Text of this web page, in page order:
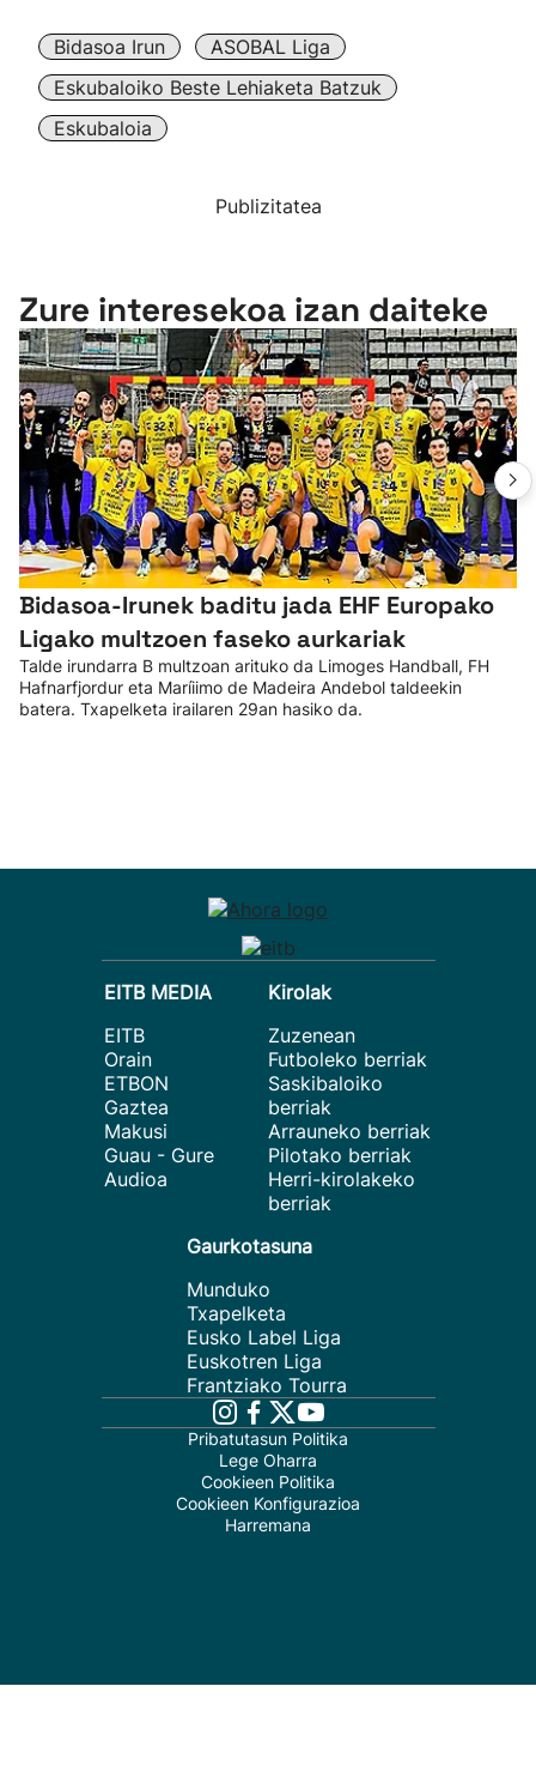
Bidasoa Irun
ASOBAL Liga
Eskubaloiko Beste Lehiaketa Batzuk
Eskubaloia
Publizitatea
Zure interesekoa izan daiteke
Bidasoa-Irunek baditu jada EHF Europako
Ligako multzoen faseko aurkariak
Talde irundarra B multzoan arituko da Limoges Handball, FH
Hafnarfjordur eta Maríiimo de Madeira Andebol taldeekin
batera. Txapelketa irailaren 29an hasiko da.
EITB MEDIA
EITB
Orain
ETBON
Gaztea
Makusi
Guau - Gure
Audioa
Kirolak
Zuzenean
Futboleko berriak
Saskibaloiko
berriak
Arrauneko berriak
Pilotako berriak
Herri-kirolakeko
berriak
Gaurkotasuna
Munduko
Txapelketa
Eusko Label Liga
Euskotren Liga
Frantziako Tourra
Pribatutasun Politika
Lege Oharra
Cookieen Politika
Cookieen Konfigurazioa
Harremana